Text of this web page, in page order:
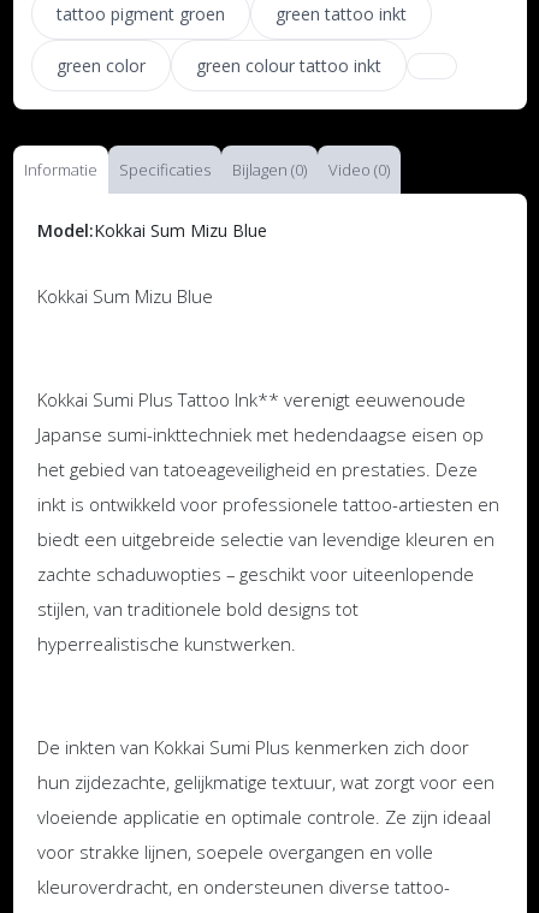
tattoo pigment groen green tattoo inkt
green color green colour tattoo inkt
Informatie Specificaties Bijlagen (0) Video (0)
Model:Kokkai Sum Mizu Blue
Kokkai Sum Mizu Blue
Kokkai Sumi Plus Tattoo Ink** verenigt eeuwenoude
Japanse sumi-inkttechniek met hedendaagse eisen op
het gebied van tatoeageveiligheid en prestaties. Deze
inkt is ontwikkeld voor professionele tattoo-artiesten en
biedt een uitgebreide selectie van levendige kleuren en
zachte schaduwopties – geschikt voor uiteenlopende
stijlen, van traditionele bold designs tot
hyperrealistische kunstwerken.
De inkten van Kokkai Sumi Plus kenmerken zich door
hun zijdezachte, gelijkmatige textuur, wat zorgt voor een
vloeiende applicatie en optimale controle. Ze zijn ideaal
voor strakke lijnen, soepele overgangen en volle
kleuroverdracht, en ondersteunen diverse tattoo-